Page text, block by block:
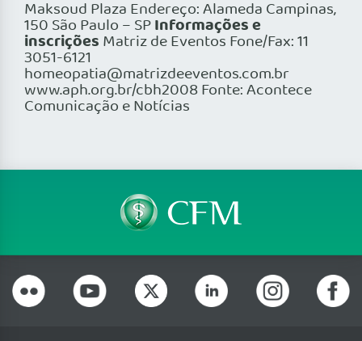
Maksoud Plaza Endereço: Alameda Campinas,
150 São Paulo – SPInformações e
inscrições Matriz de Eventos Fone/Fax: 11
3051-6121
homeopatia@matrizdeeventos.com.br
www.aph.org.br/cbh2008 Fonte: Acontece
Comunicação e Notícias